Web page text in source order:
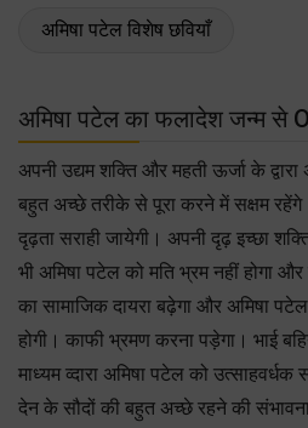
अमिषा पटेल विशेष छवियाँ
अमिषा पटेल का फलादेश जन्म
अपनी उद्यम शक्ति और महती ऊर्जा के
बहुत अच्छे तरीके से पूरा करने में सक्षम
दृढ़ता सराही जायेगी। अपनी दृढ़ इच्छा
भी अमिषा पटेल को मति भ्रम नहीं होगा
का सामाजिक दायरा बढ़ेगा और अमिषा पटेल
होगी। काफी भ्रमण करना पड़ेगा। भाई
माध्यम व्दारा अमिषा पटेल को
देन के सौदों की बहुत अच्छे रहने की